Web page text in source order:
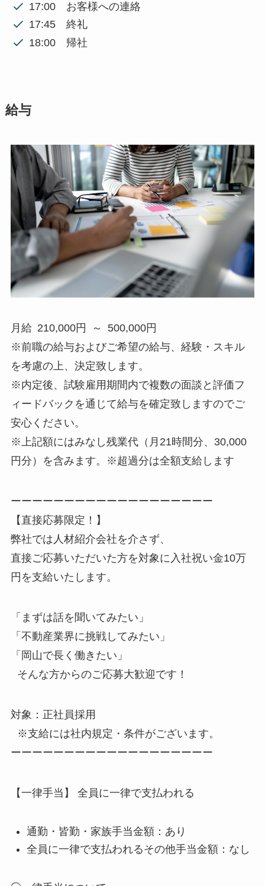
17:00 お客様への連絡
17:45 終礼
18:00 帰社
給与
月給 210,000円 ～ 500,000円
※前職の給与およびご希望の給与、経験・スキル
を考慮の上、決定致します。
※内定後、試験雇用期間内で複数の面談と評価フ
ィードバックを通じて給与を確定致しますのでご
安心ください。
※上記額にはみなし残業代（月21時間分、30,000
円分）を含みます。※超過分は全額支給します
ーーーーーーーーーーーーーーーーーーー
【直接応募限定！】
弊社では人材紹介会社を介さず、
直接ご応募いただいた方を対象に入社祝い金10万
円を支給いたします。
「まずは話を聞いてみたい」
「不動産業界に挑戦してみたい」
「岡山で長く働きたい」
そんな方からのご応募大歓迎です！
対象：正社員採用
※支給には社内規定・条件がございます。
ーーーーーーーーーーーーーーーーーーー
【一律手当】 全員に一律で支払われる
通勤・皆勤・家族手当金額：あり
全員に一律で支払われるその他手当金額：なし